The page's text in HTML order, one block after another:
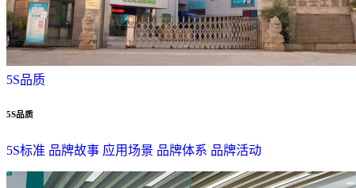
5S品质
5S品质
5S标准 品牌故事 应用场景 品牌体系 品牌活动